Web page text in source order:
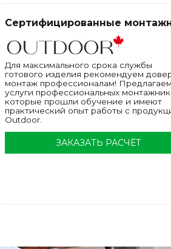
Сертифицированные
Для максимального срока службы
готового изделия рекомендуем
монтаж профессионалам!
услуги профессиональных
которые прошли обучение и имеют
практический опыт работы с
Outdoor.
ЗАКАЗАТЬ РАСЧЁТ